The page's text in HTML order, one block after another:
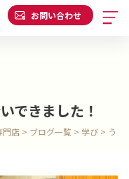
お問い合わせ
できました！
門店 > ブログ一覧 > 学び > う